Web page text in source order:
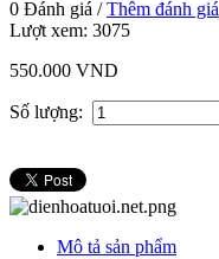
0 Đánh giá /Thêm đánh giá
Lượt xem: 3075
550.000 VND
Số lượng:
Mô tả sản phẩm